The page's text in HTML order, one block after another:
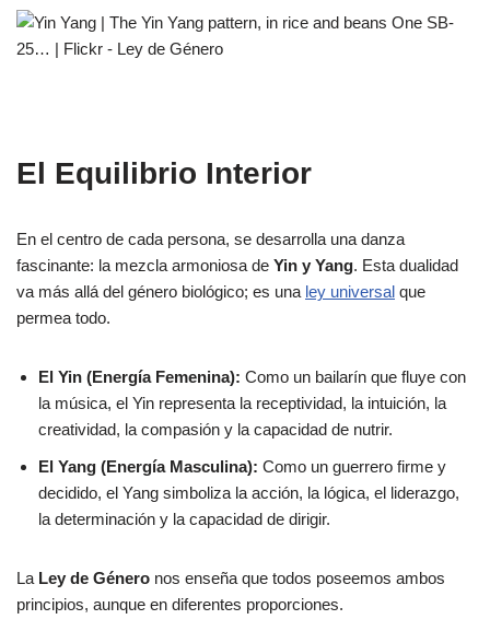
El Equilibrio Interior
En el centro de cada persona, se desarrolla una danza
fascinante: la mezcla armoniosa de Yin y Yang. Esta dualidad
va más allá del género biológico; es una ley universal que
permea todo.
El Yin (Energía Femenina): Como un bailarín que fluye con
la música, el Yin representa la receptividad, la intuición, la
creatividad, la compasión y la capacidad de nutrir.
El Yang (Energía Masculina): Como un guerrero firme y
decidido, el Yang simboliza la acción, la lógica, el liderazgo,
la determinación y la capacidad de dirigir.
La Ley de Género nos enseña que todos poseemos ambos
principios, aunque en diferentes proporciones.